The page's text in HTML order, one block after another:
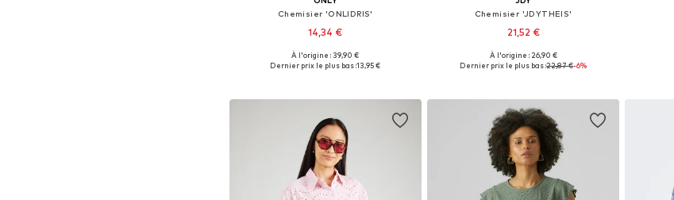
Chemisier 'ONLIDRIS'
14,34 €
Disponible en plusieurs tailles
À l'origine : 39,90 €
Dernier prix le plus bas :13,95 €
Chemisier 'JDYTHEIS'
21,52 €
Tailles disponibles: XS, S, M, L, XL
À l'origine : 26,90 €
Dernier prix le plus bas :22,87 €-6%